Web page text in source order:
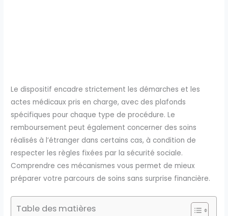
Le dispositif encadre strictement les démarches et les
actes médicaux pris en charge, avec des plafonds
spécifiques pour chaque type de procédure. Le
remboursement peut également concerner des soins
réalisés à l’étranger dans certains cas, à condition de
respecter les règles fixées par la sécurité sociale.
Comprendre ces mécanismes vous permet de mieux
préparer votre parcours de soins sans surprise financière.
Table des matières